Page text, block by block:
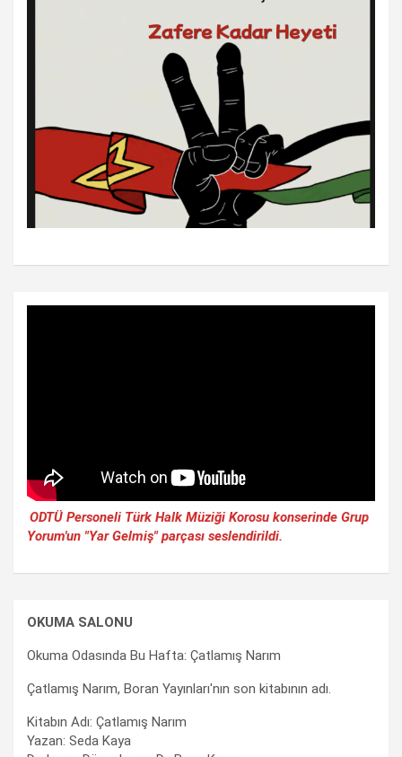
ODTÜ Personeli Türk Halk Müziği Korosu konserinde Grup
Yorum'un "Yar Gelmiş" parçası seslendirildi.
OKUMA SALONU
Okuma Odasında Bu Hafta: Çatlamış Narım
Çatlamış Narım, Boran Yayınları'nın son kitabının adı.
Kitabın Adı: Çatlamış Narım
Yazan: Seda Kaya